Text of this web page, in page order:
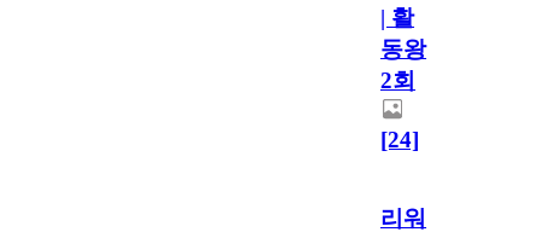
| 활
동왕
2회
[24]
리워